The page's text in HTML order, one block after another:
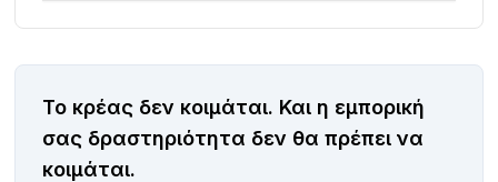
Το κρέας δεν κοιμάται. Και η εμπορική
σας δραστηριότητα δεν θα πρέπει να
κοιμάται.